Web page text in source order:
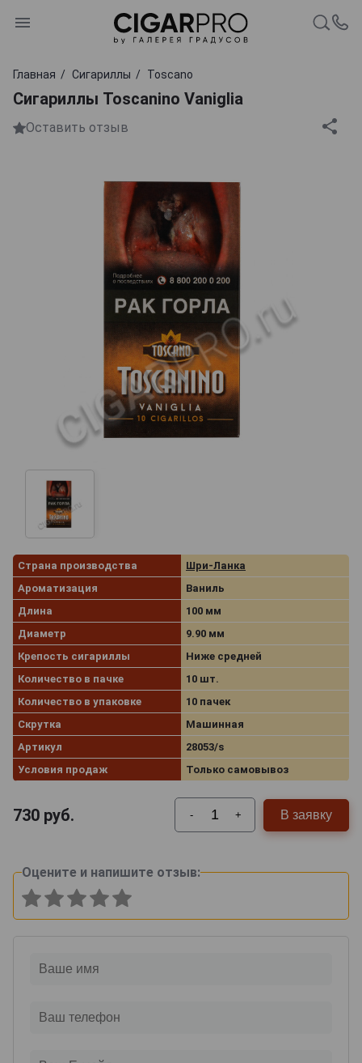
Главная Сигариллы Toscano
Сигариллы Toscanino Vaniglia
Оставить отзыв
Страна производства
Шри-Ланка
Ароматизация
Ваниль
Длина
100 мм
Диаметр
9.90 мм
Крепость сигариллы
Ниже средней
Количество в пачке
10 шт.
Количество в упаковке
10 пачек
Скрутка
Машинная
Артикул
28053/s
Условия продаж
Только самовывоз
730 руб. - + В заявку
Оцените и напишите отзыв: